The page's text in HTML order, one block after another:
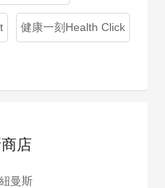
健康一刻Health Click
店
紐曼斯